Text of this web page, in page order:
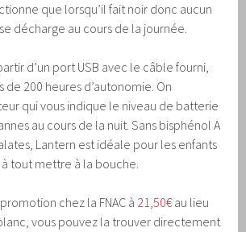
que lorsqu’il fait noir donc aucun
décharge au cours de la journée.
d’un port USB avec le câble fourni,
200 heures d’autonomie. On
qui vous indique le niveau de batterie
au cours de la nuit. Sans bisphénol A
Lantern est idéale pour les enfants
tout mettre à la bouche.
chez la FNAC à 21,50€au lieu
vous pouvez la trouver directement